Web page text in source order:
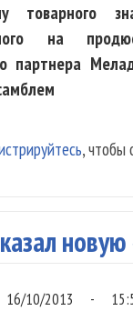
товарного
на
партнера
, чтобы
новую
10/2013 -